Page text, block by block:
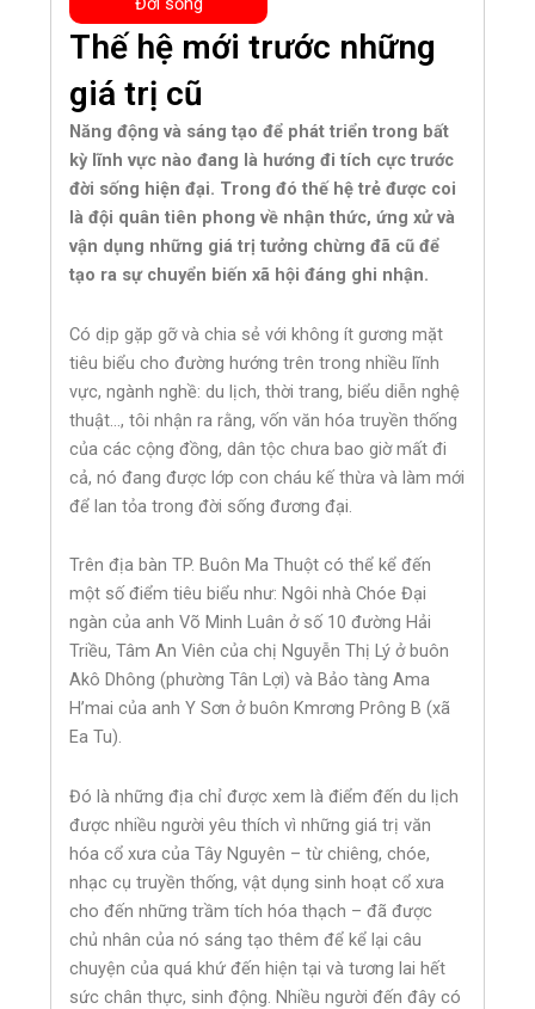
Thế hệ mới trước những
giá trị cũ
Năng động và sáng tạo để phát triển trong bất
kỳ lĩnh vực nào đang là hướng đi tích cực trước
đời sống hiện đại. Trong đó thế hệ trẻ được coi
là đội quân tiên phong về nhận thức, ứng xử và
vận dụng những giá trị tưởng chừng đã cũ để
tạo ra sự chuyển biến xã hội đáng ghi nhận.
Có dịp gặp gỡ và chia sẻ với không ít gương mặt
tiêu biểu cho đường hướng trên trong nhiều lĩnh
vực, ngành nghề: du lịch, thời trang, biểu diễn nghệ
thuật…, tôi nhận ra rằng, vốn văn hóa truyền thống
của các cộng đồng, dân tộc chưa bao giờ mất đi
cả, nó đang được lớp con cháu kế thừa và làm mới
để lan tỏa trong đời sống đương đại.
Trên địa bàn TP. Buôn Ma Thuột có thể kể đến
một số điểm tiêu biểu như: Ngôi nhà Chóe Đại
ngàn của anh Võ Minh Luân ở số 10 đường Hải
Triều, Tâm An Viên của chị Nguyễn Thị Lý ở buôn
Akô Dhông (phường Tân Lợi) và Bảo tàng Ama
H’mai của anh Y Sơn ở buôn Kmrơng Prông B (xã
Ea Tu).
Đó là những địa chỉ được xem là điểm đến du lịch
được nhiều người yêu thích vì những giá trị văn
hóa cổ xưa của Tây Nguyên – từ chiêng, chóe,
nhạc cụ truyền thống, vật dụng sinh hoạt cổ xưa
cho đến những trầm tích hóa thạch – đã được
chủ nhân của nó sáng tạo thêm để kể lại câu
chuyện của quá khứ đến hiện tại và tương lai hết
sức chân thực, sinh động. Nhiều người đến đây có